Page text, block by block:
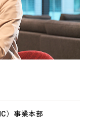
）事業本部